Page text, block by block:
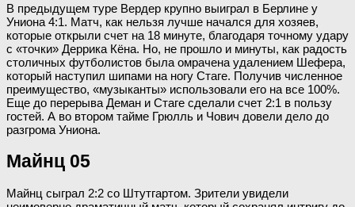
В предыдущем туре Вердер крупно выиграл в Берлине у
Униона 4:1. Матч, как нельзя лучше начался для хозяев,
которые открыли счет на 18 минуте, благодаря точному удару
с «точки» Деррика Кёна. Но, не прошло и минуты, как радость
столичных футболистов была омрачена удалением Шефера,
который наступил шипами на ногу Стаге. Получив численное
преимущество, «музыканты» использовали его на все 100%.
Еще до перерыва Деман и Стаге сделали счет 2:1 в пользу
гостей. А во втором тайме Грюлль и Чович довели дело до
разгрома Униона.
Майнц 05
Майнц сыграл 2:2 со Штутгартом. Зрители увидели